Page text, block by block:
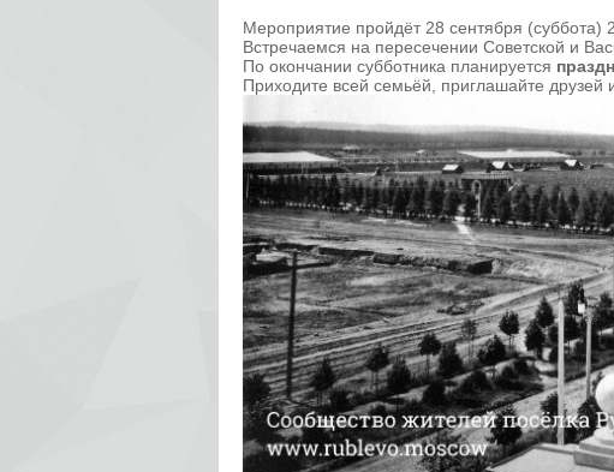
Мероприятие пройдёт 28 сентября (суббота)
Встречаемся на пересечении Советской и
По окончании субботника планируется
Приходите всей семьёй, приглашайте друзей